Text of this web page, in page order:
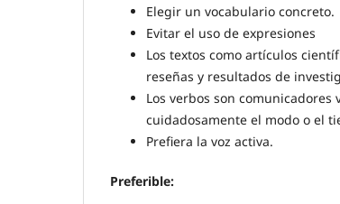
Elegir un vocabulario concreto.
Evitar el uso de expresiones
Los textos como artículos
reseñas y resultados de
Los verbos son comunicadores
cuidadosamente el modo o el
Prefiera la voz activa.
Preferible: